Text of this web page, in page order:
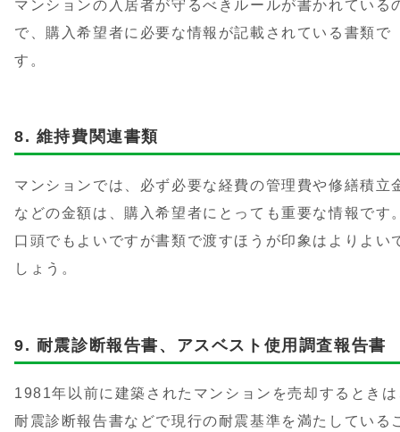
マンションの入居者が守るべきルールが書かれている
で、購入希望者に必要な情報が記載されている書類で
す。
維持費関連書類
マンションでは、必ず必要な経費の管理費や修繕積立
などの金額は、購入希望者にとっても重要な情報です
口頭でもよいですが書類で渡すほうが印象はよりよい
しょう。
耐震診断報告書、アスベスト使用調査報告書
1981年以前に建築されたマンションを売却するとき
耐震診断報告書などで現行の耐震基準を満たしている